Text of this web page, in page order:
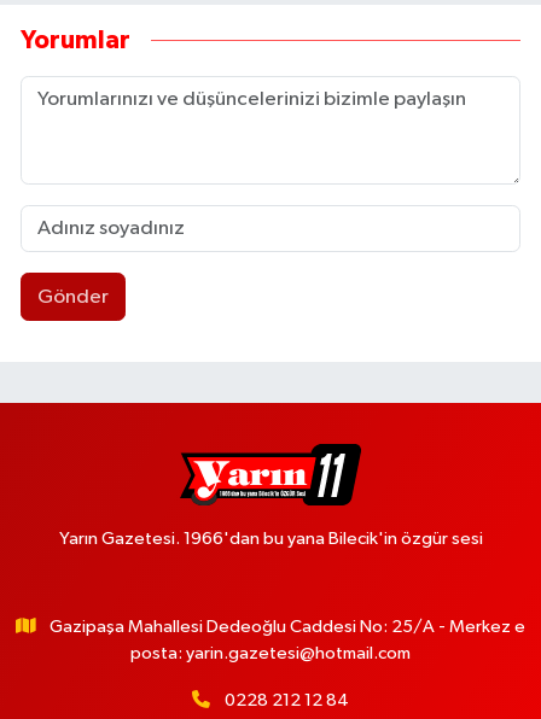
Yorumlar
Gönder
Yarın Gazetesi. 1966'dan bu yana Bilecik'in özgür sesi
Gazipaşa Mahallesi Dedeoğlu Caddesi No: 25/A - Merkez e
posta: yarin.gazetesi@hotmail.com
0228 212 12 84